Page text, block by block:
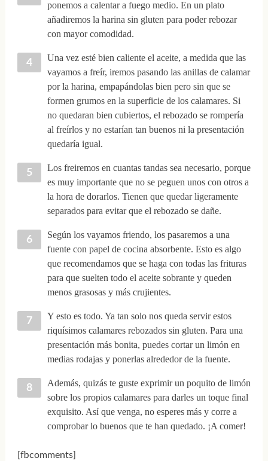
ponemos a calentar a fuego medio. En un plato
añadiremos la harina sin gluten para poder rebozar
con mayor comodidad.
Una vez esté bien caliente el aceite, a medida que las
vayamos a freír, iremos pasando las anillas de calamar
por la harina, empapándolas bien pero sin que se
formen grumos en la superficie de los calamares. Si
no quedaran bien cubiertos, el rebozado se rompería
al freírlos y no estarían tan buenos ni la presentación
quedaría igual.
Los freiremos en cuantas tandas sea necesario, porque
es muy importante que no se peguen unos con otros a
la hora de dorarlos. Tienen que quedar ligeramente
separados para evitar que el rebozado se dañe.
Según los vayamos friendo, los pasaremos a una
fuente con papel de cocina absorbente. Esto es algo
que recomendamos que se haga con todas las frituras
para que suelten todo el aceite sobrante y queden
menos grasosas y más crujientes.
Y esto es todo. Ya tan solo nos queda servir estos
riquísimos calamares rebozados sin gluten. Para una
presentación más bonita, puedes cortar un limón en
medias rodajas y ponerlas alrededor de la fuente.
Además, quizás te guste exprimir un poquito de limón
sobre los propios calamares para darles un toque final
exquisito. Así que venga, no esperes más y corre a
comprobar lo buenos que te han quedado. ¡A comer!
[fbcomments]